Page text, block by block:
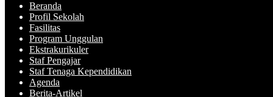
Beranda
Profil Sekolah
Fasilitas
Program Unggulan
Ekstrakurikuler
Staf Pengajar
Staf Tenaga Kependidikan
Agenda
Berita-Artikel